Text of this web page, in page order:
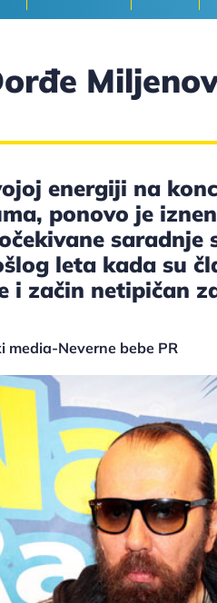
energiji na
ponovo je
saradnje
leta kada su
i začin netipičan
media-Neverne bebe PR